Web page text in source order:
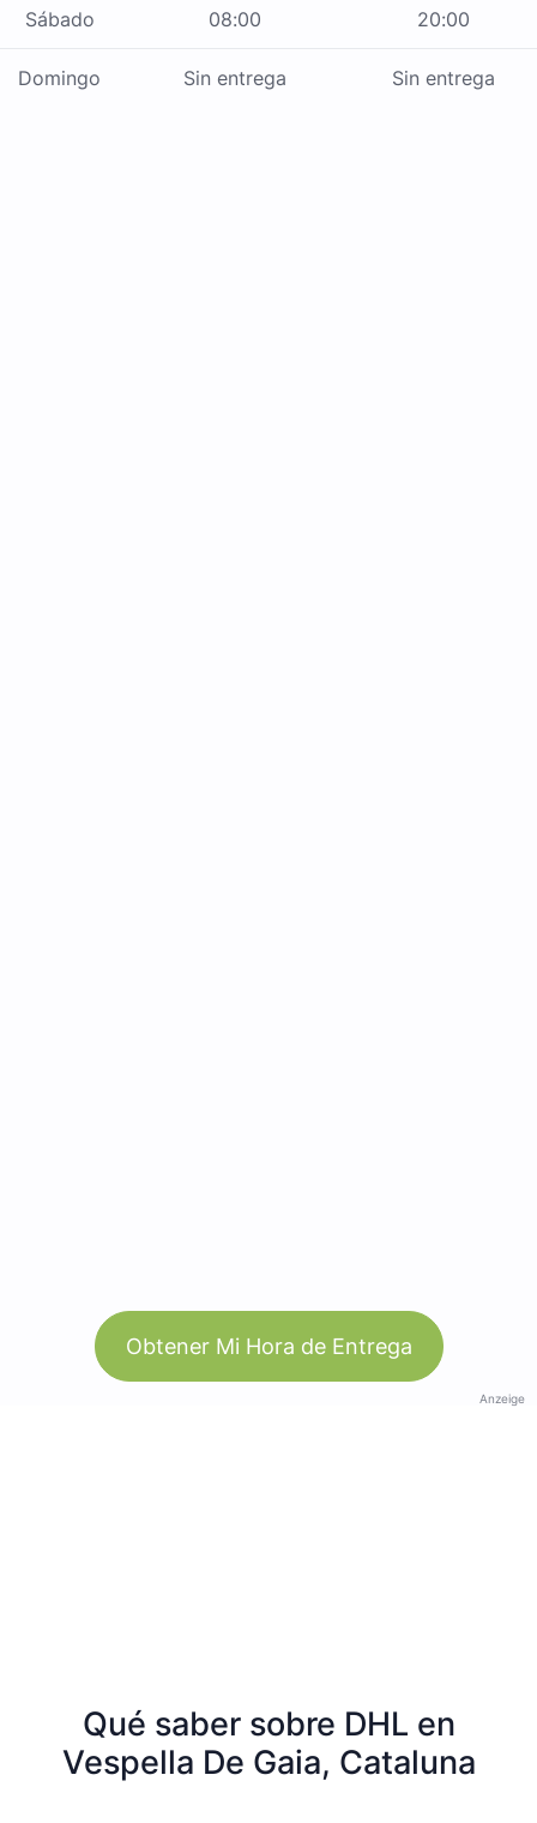
Sábado 08:00 20:00
Domingo Sin entrega Sin entrega
Obtener Mi Hora de Entrega
Anzeige
Qué saber sobre DHL en
Vespella De Gaia, Cataluna